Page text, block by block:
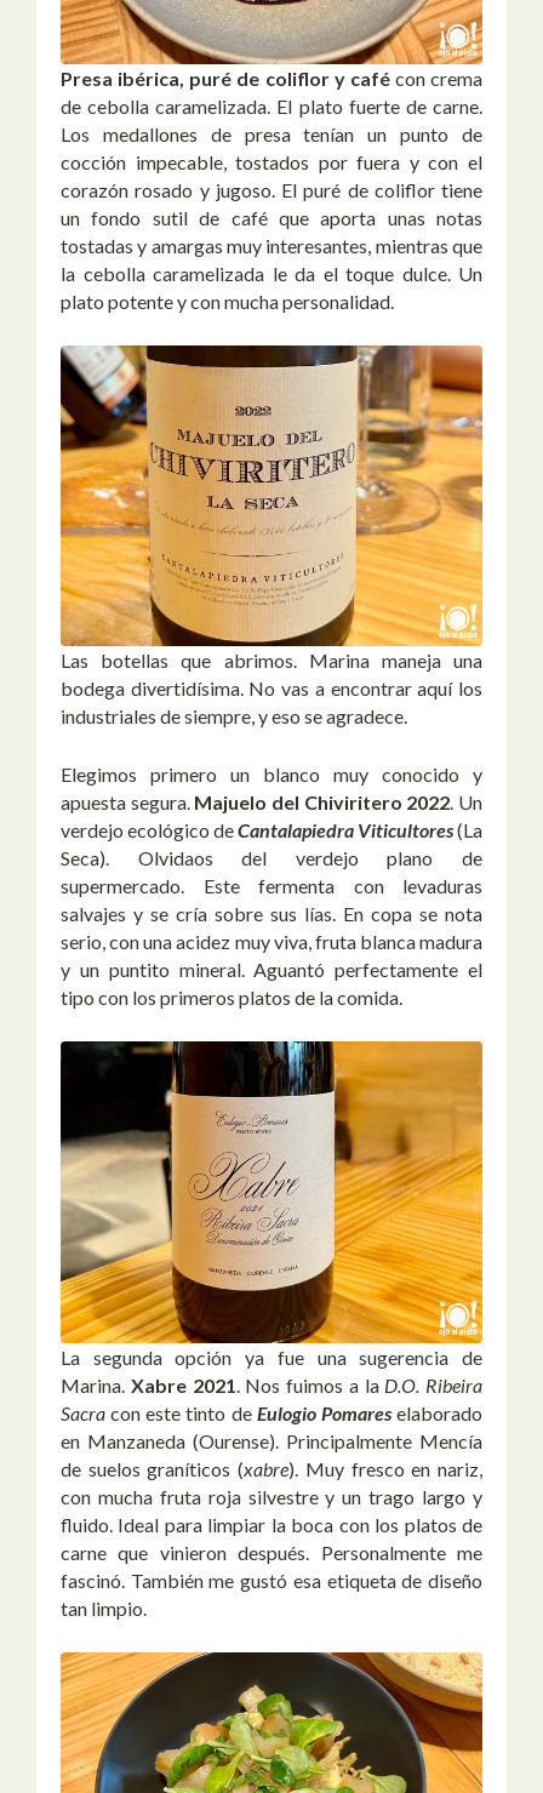
Presa ibérica, puré de coliflor y cafécon crema
de cebolla caramelizada. El plato fuerte de carne.
Los medallones de presa tenían un punto de
cocción impecable, tostados por fuera y con el
corazón rosado y jugoso. El puré de coliflor tiene
un fondo sutil de café que aporta unas notas
tostadas y amargas muy interesantes, mientras que
la cebolla caramelizada le da el toque dulce. Un
plato potente y con mucha personalidad.
Las botellas que abrimos. Marina maneja una
bodega divertidísima. No vas a encontrar aquí los
industriales de siempre, y eso se agradece.
Elegimos primero un blanco muy conocido y
apuesta segura. Majuelo del Chiviritero 2022. Un
verdejo ecológico deCantalapiedra Viticultores(La
Seca). Olvidaos del verdejo plano de
supermercado. Este fermenta con levaduras
salvajes y se cría sobre sus lías. En copa se nota
serio, con una acidez muy viva, fruta blanca madura
y un puntito mineral. Aguantó perfectamente el
tipo con los primeros platos de la comida.
La segunda opción ya fue una sugerencia de
Marina. Xabre 2021 . Nos fuimos a la D.O. Ribeira
Sacra con este tinto de Eulogio Pomareselaborado
en Manzaneda (Ourense). Principalmente Mencía
de suelos graníticos (xabre). Muy fresco en nariz,
con mucha fruta roja silvestre y un trago largo y
fluido. Ideal para limpiar la boca con los platos de
carne que vinieron después. Personalmente me
fascinó. También me gustó esa etiqueta de diseño
tan limpio.